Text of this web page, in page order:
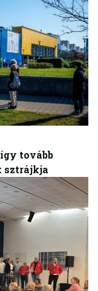
tovább
sztrájkja